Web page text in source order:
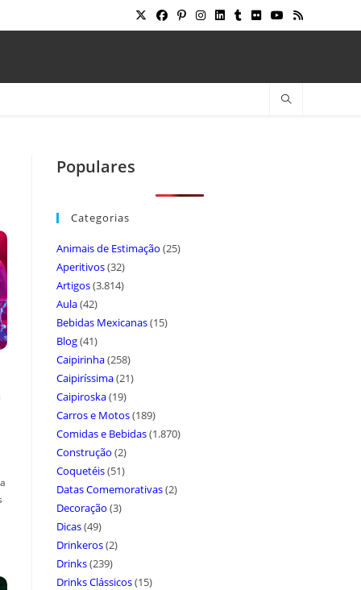
Populares
Categorias
Animais de Estimação (25)
Aperitivos(32)
Artigos(3.814)
Aula(42)
Bebidas Mexicanas(15)
Blog(41)
Caipirinha(258)
Caipiríssima(21)
Caipiroska(19)
Carros e Motos(189)
Comidas e Bebidas(1.870)
Construção (2)
Coquetéis(51)
Datas Comemorativas(2)
Decoração (3)
Dicas(49)
Drinkeros(2)
Drinks(239)
Drinks Clássicos(15)